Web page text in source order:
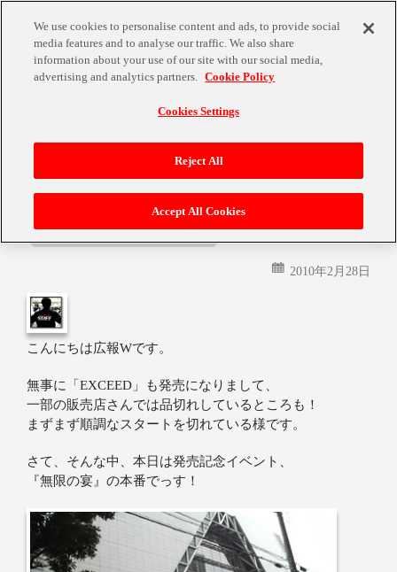
2010年2月28日
こんにちは広報Wです。
無事に「EXCEED」も発売になりまして、
一部の販売店さんでは品切れしているところも！
まずまず順調なスタートを切れている様です。
さて、そんな中、本日は発売記念イベント、
『無限の宴』の本番でっす！
We use cookies to personalise content and ads, to provide social
media features and to analyse our traffic. We also share
information about your use of our site with our social media,
advertising and analytics partners. Cookie Policy
Cookies Settings
Reject All
Accept All Cookies